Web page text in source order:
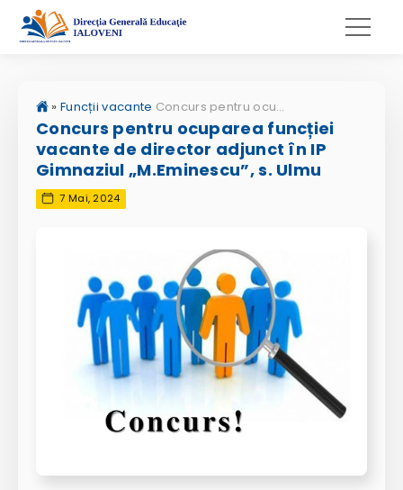
» Funcții vacante Concurs pentru ocuparea funcției vacante de director adjunct în IP Gimnaziul „M.Eminescu”, s. Ulmu
Concurs pentru ocuparea funcției
vacante de director adjunct în IP
Gimnaziul „M.Eminescu”, s. Ulmu
7 Mai, 2024